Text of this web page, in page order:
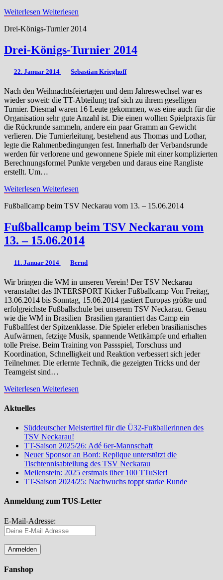
Weiterlesen Weiterlesen
Drei-Königs-Turnier 2014
Drei-Königs-Turnier 2014
22. Januar 2014 Sebastian Krieghoff
Nach den Weihnachtsfeiertagen und dem Jahreswechsel war es
wieder soweit: die TT-Abteilung traf sich zu ihrem geselligen
Turnier. Diesmal waren 16 Leute gekommen, was eine auch für die
Organisation sehr gute Anzahl ist. Die einen wollten Spielpraxis für
die Rückrunde sammeln, andere ein paar Gramm an Gewicht
verlieren. Die Turnierleitung, bestehend aus Thomas und Lothar,
legte die Rahmenbedingungen fest. Innerhalb der Verbandsrunde
werden für verlorene und gewonnene Spiele mit einer komplizierten
Berechnungsformel Punkte vergeben und daraus eine Rangliste
erstellt. Um…
Weiterlesen Weiterlesen
Fußballcamp beim TSV Neckarau vom 13. – 15.06.2014
Fußballcamp beim TSV Neckarau vom
13. – 15.06.2014
11. Januar 2014 Bernd
Wir bringen die WM in unseren Verein! Der TSV Neckarau
veranstaltet das INTERSPORT Kicker Fußballcamp Von Freitag,
13.06.2014 bis Sonntag, 15.06.2014 gastiert Europas größte und
erfolgreichste Fußballschule bei unserem TSV Neckarau. Genau
wie die WM in Brasilien Brasilien garantiert das Camp ein
Fußballfest der Spitzenklasse. Die Spieler erleben brasilianisches
Aufwärmen, fetzige Musik, spannende Wettkämpfe und erhalten
tolle Preise. Beim Training von Passspiel, Torschuss und
Koordination, Schnelligkeit und Reaktion verbessert sich jeder
Teilnehmer. Die erlernte Technik, die gezeigten Tricks und der
Teamgeist sind…
Weiterlesen Weiterlesen
Aktuelles
Süddeutscher Meistertitel für die Ü32-Fußballerinnen des
TSV Neckarau!
TT-Saison 2025/26: Adé 6er-Mannschaft
Neuer Sponsor an Bord: Replique unterstützt die
Tischtennisabteilung des TSV Neckarau
Meilenstein: 2025 erstmals über 100 TTuSler!
TT-Saison 2024/25: Nachwuchs toppt starke Runde
Anmeldung zum TUS-Letter
E-Mail-Adresse:
Fanshop